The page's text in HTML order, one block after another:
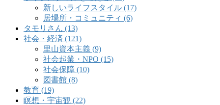
新しいライフスタイル (17)
居場所・コミュニティ (6)
タモリさん (13)
社会・経済 (121)
里山資本主義 (9)
社会起業・NPO (15)
社会保障 (10)
図書館 (8)
教育 (19)
瞑想・宇宙観 (22)